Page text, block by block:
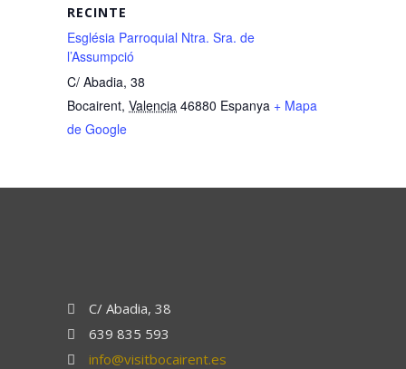
RECINTE
Església Parroquial Ntra. Sra. de
l’Assumpció
C/ Abadia, 38
Bocairent, Valencia 46880 Espanya + Mapa
de Google
C/ Abadia, 38
639 835 593
info@visitbocairent.es